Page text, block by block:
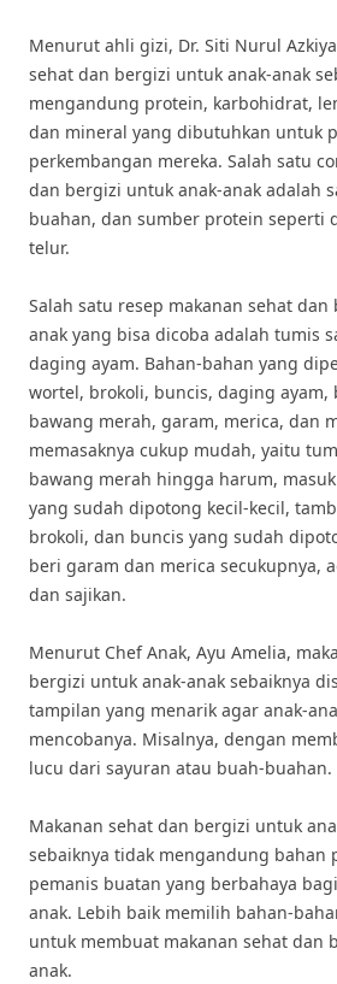
Menurut ahli gizi, Dr. Siti Nurul
sehat dan bergizi untuk anak-anak
mengandung protein, karbohidrat,
dan mineral yang dibutuhkan untuk
perkembangan mereka. Salah satu
dan bergizi untuk anak-anak adalah
buahan, dan sumber protein seperti
telur.
Salah satu resep makanan sehat
anak yang bisa dicoba adalah tumis
daging ayam. Bahan-bahan yang
wortel, brokoli, buncis, daging ayam,
bawang merah, garam, merica, dan
memasaknya cukup mudah, yaitu
bawang merah hingga harum,
yang sudah dipotong kecil-kecil,
brokoli, dan buncis yang sudah
beri garam dan merica secukupnya,
dan sajikan.
Menurut Chef Anak, Ayu Amelia,
bergizi untuk anak-anak sebaiknya
tampilan yang menarik agar anak-
mencobanya. Misalnya, dengan
lucu dari sayuran atau buah-buahan.
Makanan sehat dan bergizi untuk
sebaiknya tidak mengandung bahan
pemanis buatan yang berbahaya
anak. Lebih baik memilih bahan-
untuk membuat makanan sehat dan
anak.